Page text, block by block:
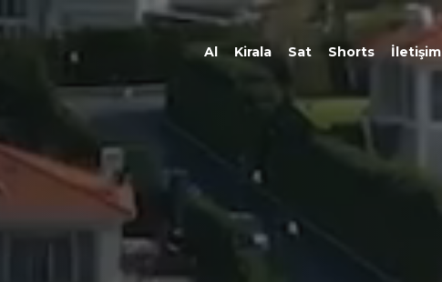
Al Kirala Sat Shorts İletişim